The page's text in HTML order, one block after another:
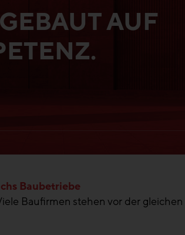
AUF
Baubetriebe
Baufirmen stehen vor der